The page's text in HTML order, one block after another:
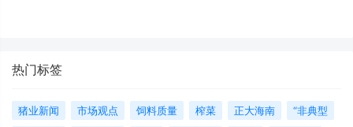
热门标签
猪业新闻 市场观点 饲料质量 榨菜 正大海南
“非典型